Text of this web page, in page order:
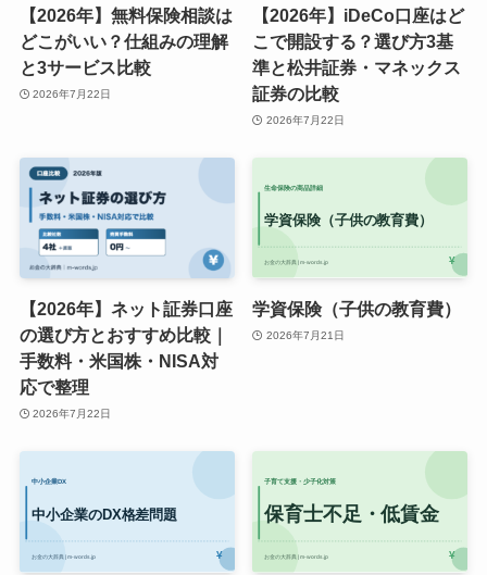
【2026年】無料保険相談は
どこがいい？仕組みの理解
と3サービス比較
2026年7月22日
【2026年】iDeCo口座はど
こで開設する？選び方3基
準と松井証券・マネックス
証券の比較
2026年7月22日
【2026年】ネット証券口座
の選び方とおすすめ比較｜
手数料・米国株・NISA対
応で整理
2026年7月22日
学資保険（子供の教育費）
2026年7月21日